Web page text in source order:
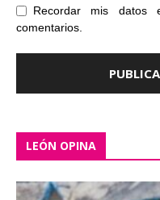
Recordar mis datos
comentarios.
LEÓN OPINA